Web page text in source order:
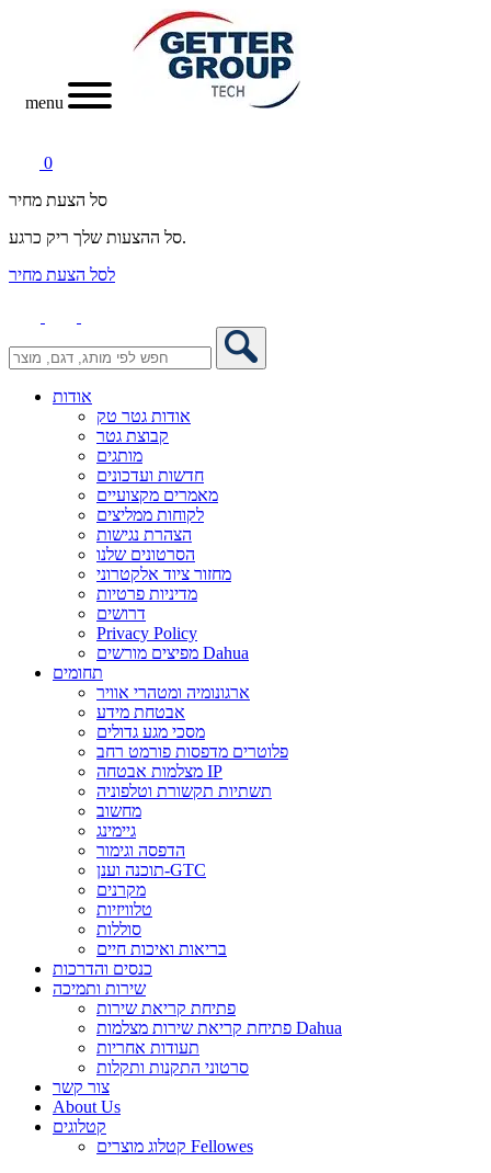
menu
0
סל הצעת מחיר
סל ההצעות שלך ריק כרגע.
לסל הצעת מחיר
אודות
אודות גטר טק
קבוצת גטר
מותגים
חדשות ועדכונים
מאמרים מקצועיים
לקוחות ממליצים
הצהרת נגישות
הסרטונים שלנו
מחזור ציוד אלקטרוני
מדיניות פרטיות
דרושים
Privacy Policy
מפיצים מורשים Dahua
תחומים
ארגונומיה ומטהרי אוויר
אבטחת מידע
מסכי מגע גדולים
פלוטרים מדפסות פורמט רחב
מצלמות אבטחה IP
תשתיות תקשורת וטלפוניה
מחשוב
גיימינג
הדפסה וגימור
תוכנה וענן-GTC
מקרנים
טלוויזיות
סוללות
בריאות ואיכות חיים
כנסים והדרכות
שירות ותמיכה
פתיחת קריאת שירות
פתיחת קריאת שירות מצלמות Dahua
תעודות אחריות
סרטוני התקנות ותקלות
צור קשר
About Us
קטלוגים
קטלוג מוצרים Fellowes